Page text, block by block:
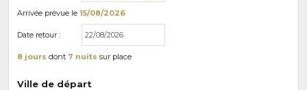
Arrivée prévue le 15/08/2026
Date retour :
8 jours dont 7 nuits sur place
Ville de départ